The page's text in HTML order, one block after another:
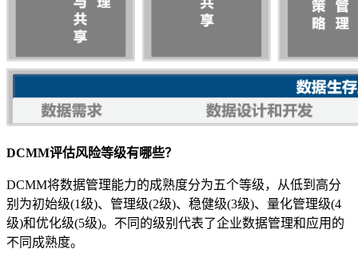
DCMM评估风险等级有哪些？
DCMM将数据管理能力的成熟度分为五个等级，从低到高分
别为初始级(1级)、管理级(2级)、稳健级(3级)、量化管理级(4
级)和优化级(5级)。不同的级别代表了企业数据管理和应用的
不同成熟度。